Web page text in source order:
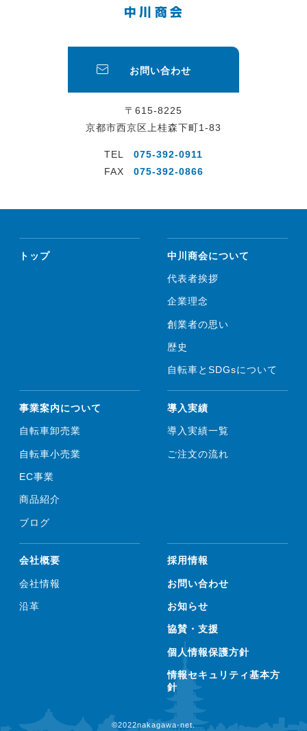
お問い合わせ
〒615-8225
京都市西京区上桂森下町1-83
TEL
075-392-0911
FAX
075-392-0866
トップ 中川商会について
代表者挨拶
企業理念
創業者の思い
歴史
自転車とSDGsについて
事業案内について
自転車卸売業
自転車小売業
EC事業
商品紹介
ブログ
導入実績
導入実績一覧
ご注文の流れ
会社概要
会社情報
沿革
採用情報
お問い合わせ
お知らせ
協賛・支援
個人情報保護方針
情報セキュリティ基本方
針
©2022nakagawa-net.